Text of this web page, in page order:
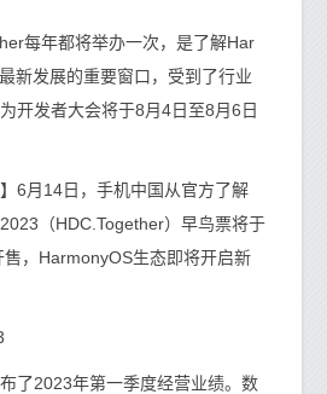
每年都将举办一次，是了解Har
新发展的重要窗口，受到了行业
开发者大会将于8月4日至8月6日
月14日，手机中国从官方了解
（HDC.Together）早鸟票将于
，HarmonyOS生态即将开启新
2023年第一季度经营业绩。数